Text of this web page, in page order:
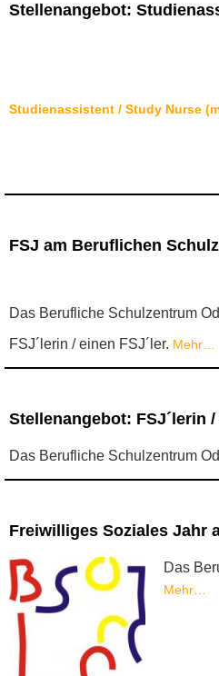
Stellenangebot:
Studienassistent / Study Nurse
FSJ am Beruflichen
Das Berufliche Schulzentrum
FSJ´lerin / einen FSJ´ler. Mehr…
Stellenangebot: FSJ´lerin /
Das Berufliche Schulzentrum
Freiwilliges Soziales Jahr
Das
Mehr…